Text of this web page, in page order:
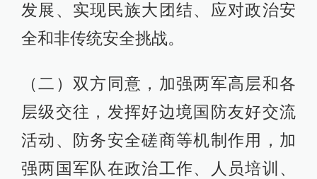
发展、实现民族大团结、应对政治安
全和非传统安全挑战。
（二）双方同意，加强两军高层和各
层级交往，发挥好边境国防友好交流
活动、防务安全磋商等机制作用，加
强两国军队在政治工作、人员培训、